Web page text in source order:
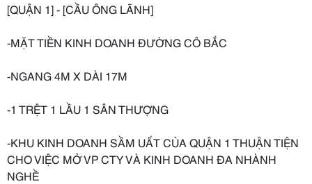
[QUẬN 1] - [CẦU ÔNG LÃNH]
-MẶT TIỀN KINH DOANH ĐƯỜNG CÔ BẮC
-NGANG 4M X DÀI 17M
-1 TRỆT 1 LẦU 1 SÂN THƯỢNG
-KHU KINH DOANH SẦM UẤT CỦA QUẬN 1 THUẬN TIỆN
CHO VIỆC MỞ VP CTY VÀ KINH DOANH ĐA NHÀNH
NGHỀ